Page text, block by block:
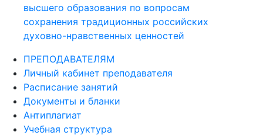
высшего образования по вопросам
сохранения традиционных российских
духовно-нравственных ценностей
ПРЕПОДАВАТЕЛЯМ
Личный кабинет преподавателя
Расписание занятий
Документы и бланки
Антиплагиат
Учебная структура